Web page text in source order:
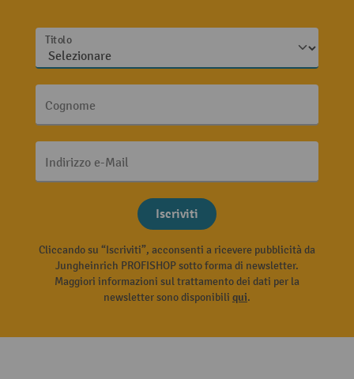
Titolo
Cognome
Indirizzo e-Mail
Iscriviti
Cliccando su “Iscriviti”, acconsenti a ricevere pubblicità da
Jungheinrich PROFISHOP sotto forma di newsletter.
Maggiori informazioni sul trattamento dei dati per la
newsletter sono disponibili qui.